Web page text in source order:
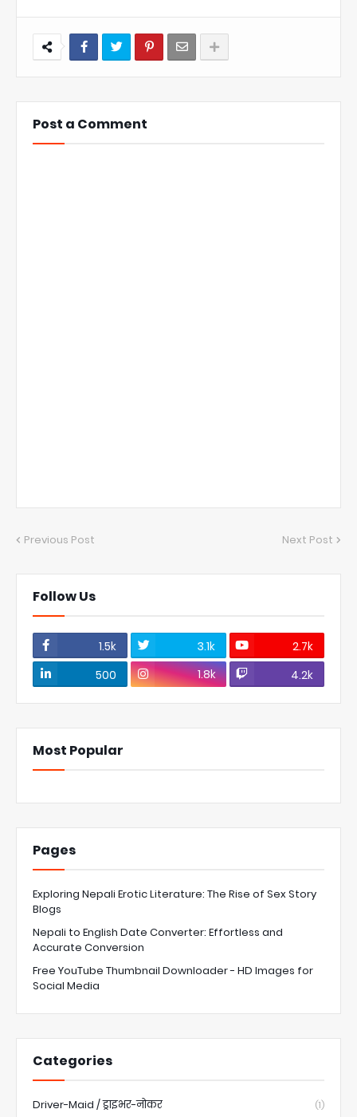
Post a Comment
Previous Post Next Post
Follow Us
1.5k 3.1k
2.7k
500
1.8k 4.2k
Most Popular
Pages
Exploring Nepali Erotic Literature: The Rise of Sex Story
Blogs
Nepali to English Date Converter: Effortless and
Accurate Conversion
Free YouTube Thumbnail Downloader - HD Images for
Social Media
Categories
Driver-Maid / ड्राइभर-नोकर (1)